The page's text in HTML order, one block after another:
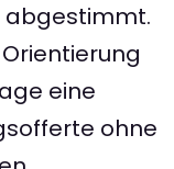
abgestimmt.
eine
ohne